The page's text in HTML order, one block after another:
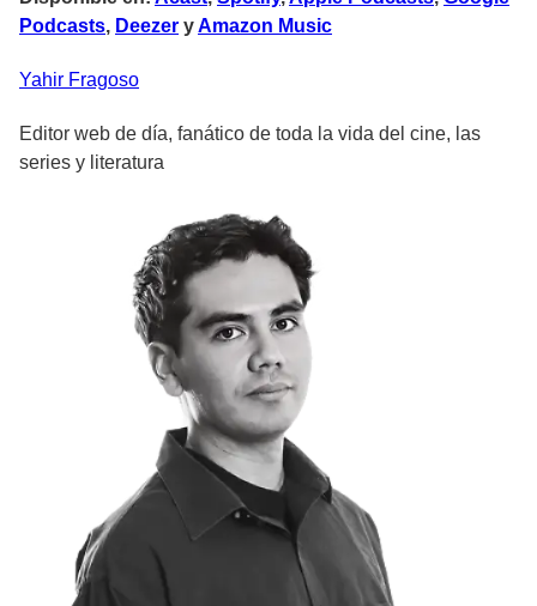
Podcasts, Deezer yAmazon Music
Yahir Fragoso
Editor web de día, fanático de toda la vida del cine, las
series y literatura